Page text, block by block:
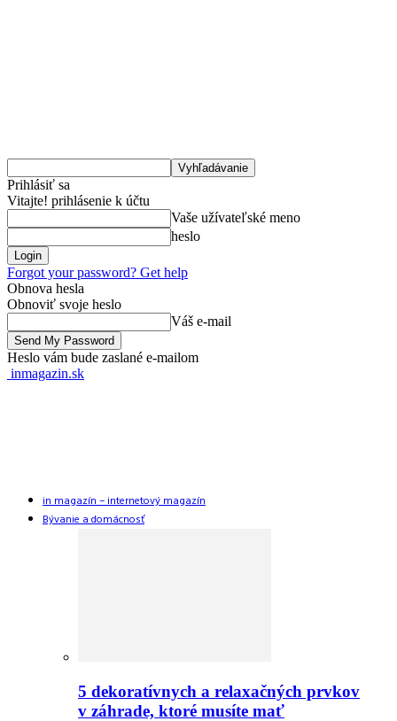
Prihlásiť sa
Vitajte! prihlásenie k účtu
Vaše užívateľské meno
heslo
Forgot your password? Get help
Obnova hesla
Obnoviť svoje heslo
Váš e-mail
Heslo vám bude zaslané e-mailom
inmagazin.sk
in magazín – internetový magazín
Bývanie a domácnosť
5 dekoratívnych a relaxačných prvkov
v záhrade, ktoré musíte mať